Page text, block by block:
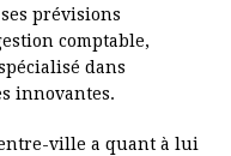
prévisions
comptable,
dans
innovantes.
ville a quant à lui